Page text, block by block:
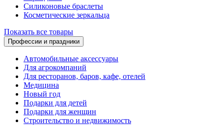
Силиконовые браслеты
Косметические зеркальца
Показать все товары
Профессии и праздники
Автомобильные аксессуары
Для агрокомпаний
Для ресторанов, баров, кафе, отелей
Медицина
Новый год
Подарки для детей
Подарки для женщин
Строительство и недвижимость